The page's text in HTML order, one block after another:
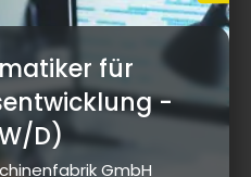
für
-
D)
GmbH